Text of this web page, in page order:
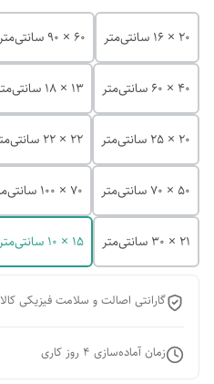
20 × 16 سانتی‌متر 60 × 90 سانتی‌متر
40 × 60 سانتی‌متر 13 × 18 سانتی‌متر
20 × 25 سانتی‌متر 22 × 22 سانتی‌متر
50 × 70 سانتی‌متر 70 × 100 سانتی‌متر
21 × 30 سانتی‌متر 15 × 10 سانتی‌متر
گارانتی اصالت و سلامت فیزیکی کالا
زمان آماده‌سازی 4 روز کاری